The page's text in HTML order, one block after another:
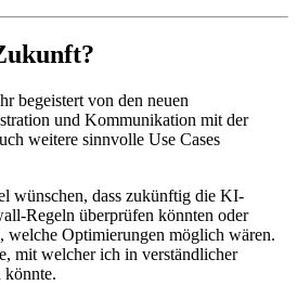
begeistert von den neuen
und Kommunikation mit der
weitere sinnvolle Use Cases
wünschen, dass zukünftig die KI-
Regeln überprüfen könnten oder
welche Optimierungen möglich wären.
mit welcher ich in verständlicher
könnte.